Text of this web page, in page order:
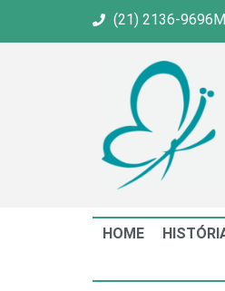
(21) 2136-9696
HOME